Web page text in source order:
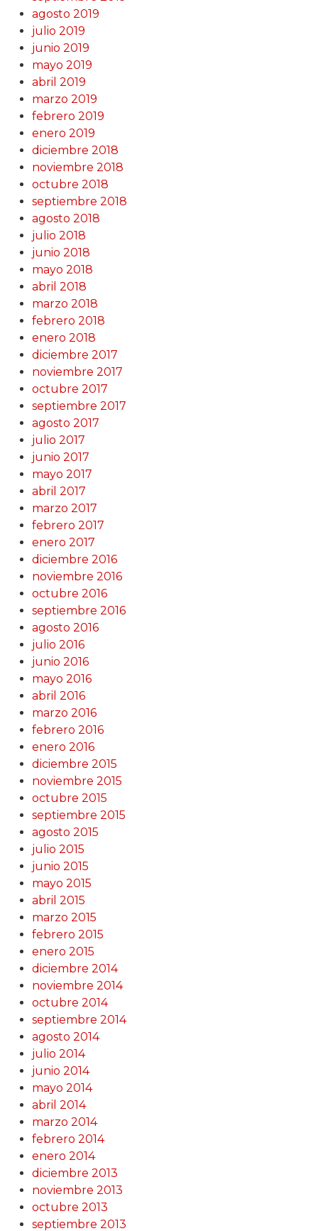
agosto 2019
julio 2019
junio 2019
mayo 2019
abril 2019
marzo 2019
febrero 2019
enero 2019
diciembre 2018
noviembre 2018
octubre 2018
septiembre 2018
agosto 2018
julio 2018
junio 2018
mayo 2018
abril 2018
marzo 2018
febrero 2018
enero 2018
diciembre 2017
noviembre 2017
octubre 2017
septiembre 2017
agosto 2017
julio 2017
junio 2017
mayo 2017
abril 2017
marzo 2017
febrero 2017
enero 2017
diciembre 2016
noviembre 2016
octubre 2016
septiembre 2016
agosto 2016
julio 2016
junio 2016
mayo 2016
abril 2016
marzo 2016
febrero 2016
enero 2016
diciembre 2015
noviembre 2015
octubre 2015
septiembre 2015
agosto 2015
julio 2015
junio 2015
mayo 2015
abril 2015
marzo 2015
febrero 2015
enero 2015
diciembre 2014
noviembre 2014
octubre 2014
septiembre 2014
agosto 2014
julio 2014
junio 2014
mayo 2014
abril 2014
marzo 2014
febrero 2014
enero 2014
diciembre 2013
noviembre 2013
octubre 2013
septiembre 2013